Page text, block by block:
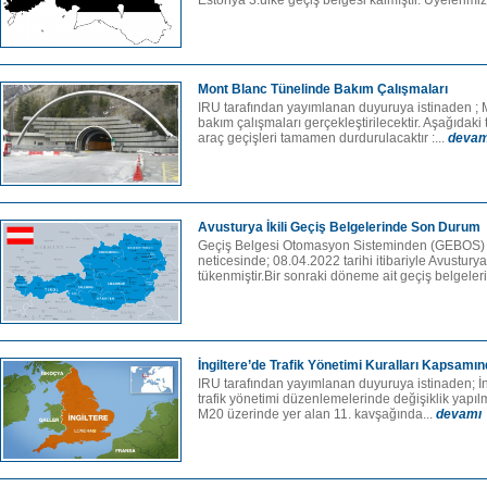
Mont Blanc Tünelinde Bakım Çalışmaları
IRU tarafından yayımlanan duyuruya istinaden
bakım çalışmaları gerçekleştirilecektir.
araç geçişleri tamamen durdurulacaktır :...
Avusturya İkili Geçiş Belgelerinde Son Durum
Geçiş Belgesi Otomasyon Sisteminden
neticesinde; 08.04.2022 tarihi itibariyle
tükenmiştir.Bir sonraki döneme ait geçiş
İngiltere’de Trafik Yönetimi Kuralları
IRU tarafından yayımlanan duyuruya istinaden;
trafik yönetimi düzenlemelerinde değişiklik
M20 üzerinde yer alan 11. kavşağında... devamı